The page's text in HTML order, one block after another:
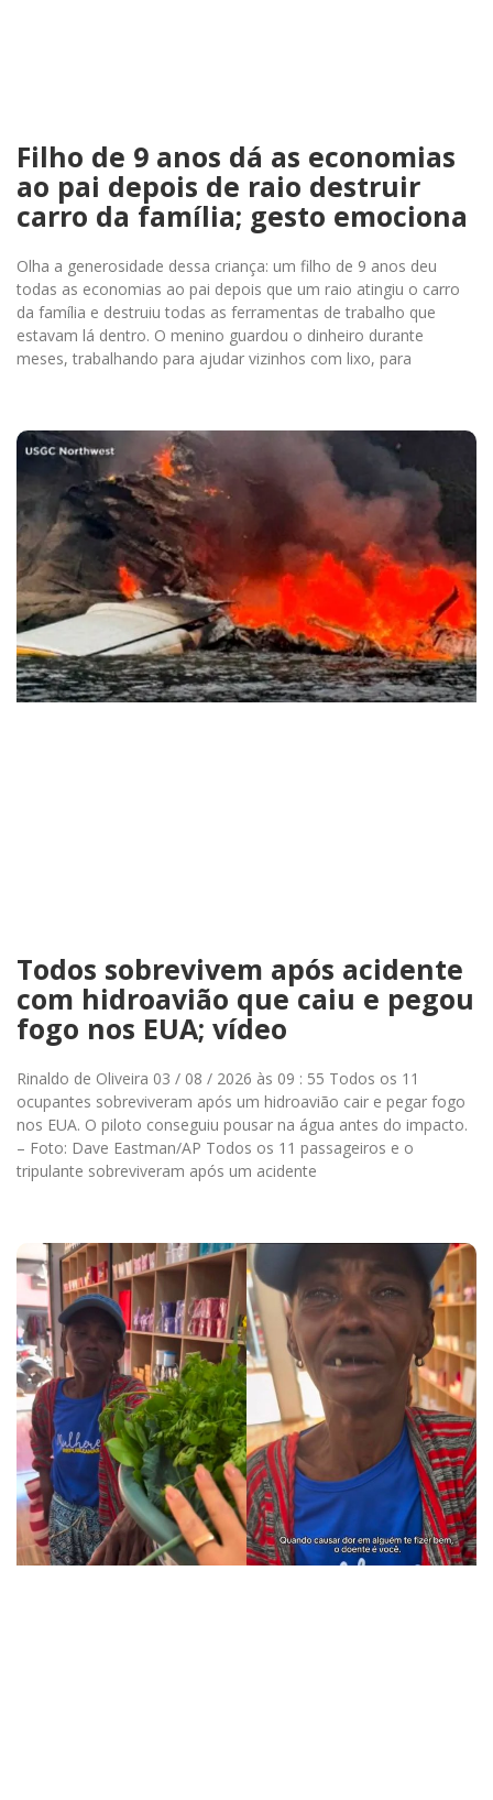
Filho de 9 anos dá as economias
ao pai depois de raio destruir
carro da família; gesto emociona
Olha a generosidade dessa criança: um filho de 9 anos deu
todas as economias ao pai depois que um raio atingiu o carro
da família e destruiu todas as ferramentas de trabalho que
estavam lá dentro. O menino guardou o dinheiro durante
meses, trabalhando para ajudar vizinhos com lixo, para
Todos sobrevivem após acidente
com hidroavião que caiu e pegou
fogo nos EUA; vídeo
Rinaldo de Oliveira 03 / 08 / 2026 às 09 : 55 Todos os 11
ocupantes sobreviveram após um hidroavião cair e pegar fogo
nos EUA. O piloto conseguiu pousar na água antes do impacto.
– Foto: Dave Eastman/AP Todos os 11 passageiros e o
tripulante sobreviveram após um acidente